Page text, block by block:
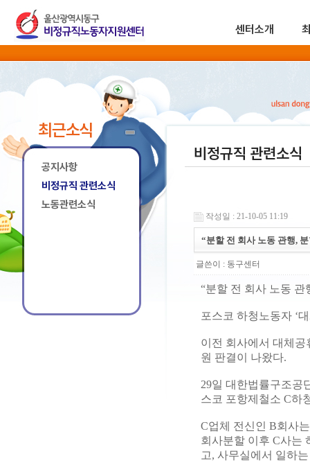
센터소개
최근소식
공지사항
비정규직 관련소식
노동관련소식
비정규직 관련소식
작성일 : 21-10-05 11:19
“분할 전 회사 노동 관행,
글쓴이 : 동구센터
“분할 전 회사 노동 관
포스코 하청노동자 ‘
이전 회사에서 대체
원 판결이 나왔다.
29일 대한법률구조공
스코 포항제철소 C하
C업체 전신인 B회사
회사분할 이후 C사는
고, 사무실에서 일하